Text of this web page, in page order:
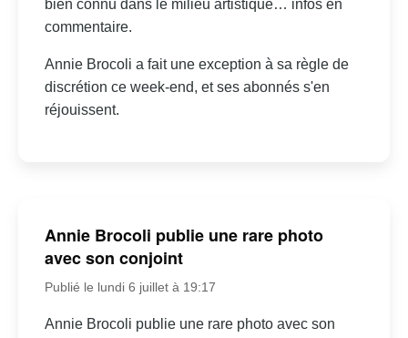
bien connu dans le milieu artistique… infos en
commentaire.
Annie Brocoli a fait une exception à sa règle de
discrétion ce week-end, et ses abonnés s'en
réjouissent.
Annie Brocoli publie une rare photo
avec son conjoint
Publié le lundi 6 juillet à 19:17
Annie Brocoli publie une rare photo avec son